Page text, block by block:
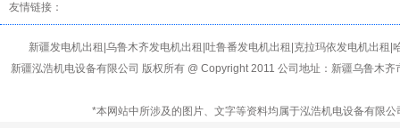
友情链接：
新疆发电机出租|乌鲁木齐发电机出租|吐鲁番发电机出租|克拉玛依发电机出
新疆泓浩机电设备有限公司 版权所有 @ Copyright 2011 公司地址：新疆乌鲁
*本网站中所涉及的图片、文字等资料均属于泓浩机电设备有限